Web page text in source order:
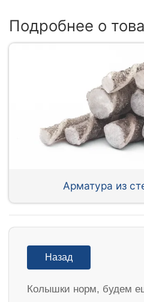
Подробнее о
Арматура из
Назад
Колышки норм, будем